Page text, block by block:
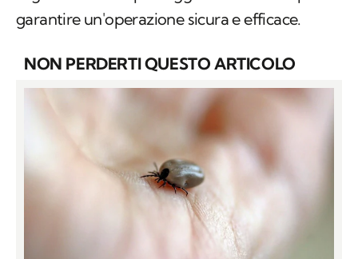
garantire un'operazione sicura e efficace.
NON PERDERTI QUESTO ARTICOLO